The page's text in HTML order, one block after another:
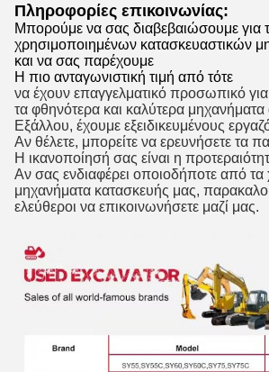
Πληροφορίες επικοινωνίας:
Μπορούμε να σας διαβεβαιώσουμε για
χρησιμοποιημένων κατασκευαστικών
και να σας παρέχουμε
Η πιο ανταγωνιστική τιμή από τότε
να έχουν επαγγελματικό προσωπικό
τα φθηνότερα και καλύτερα
Εξάλλου, έχουμε εξειδικευμένους
Αν θέλετε, μπορείτε να ερευνήσετε τα
Η ικανοποίησή σας είναι η
Αν σας ενδιαφέρει οποιοδήποτε από τα
μηχανήματα κατασκευής μας,
ελεύθεροι να επικοινωνήσετε μαζί μας.